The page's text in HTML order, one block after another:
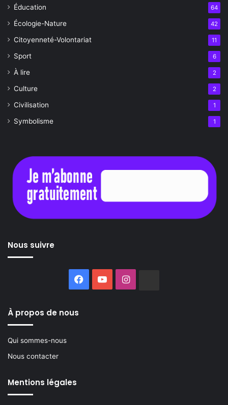
Éducation 64
Écologie-Nature 42
Citoyenneté-Volontariat 11
Sport 6
À lire 2
Culture 2
Civilisation 1
Symbolisme 1
Nous suivre
Facebook
YouTubeInstagram
À propos de nous
Qui sommes-nous
Nous contacter
Mentions légales